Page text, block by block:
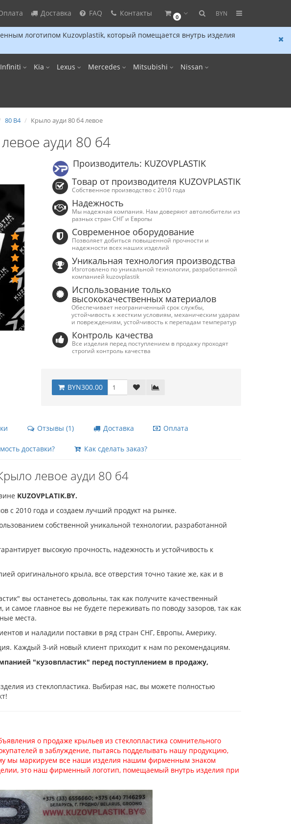
логотипом Kuzovplastik, который помещается внутрь изделия
Доставка FAQ Контакты 0 BYN
Infiniti Kia Lexus Mercedes Mitsubishi Nissan
80 B4 Крыло ауди 80 б4 левое
ауди 80 б4
Производитель: KUZOVPLASTIK
Товар от производителя KUZOVPLASTIK
Собственное производство с 2010 года
Надежность
Мы надежная компания. Нам доверяют автолюбители из
разных стран СНГ и Европы
Современное оборудование
Позволяет добиться повышенной прочности и
надежности всех наших изделий
Уникальная технология производства
Изготовлено по уникальной технологии, разработанной
компанией kuzovplastik
Использование только
высококачественных материалов
Обеспечивает неограниченный срок службы,
устойчивость к жестким условиям, механическим ударам
и повреждениям, устойчивость к перепадам температур
Контроль качества
Все изделия перед поступлением в продажу проходят
строгий контроль качества
BYN300.00
Отзывы (1) Доставка Оплата
доставки? Как сделать заказ?
левое ауди 80 б4
KUZOVPLATIK.BY.
с 2010 года и создаем лучший продукт на рынке.
собственной уникальной технологии, разработанной
высокую прочность, надежность и устойчивость к
оригинального крыла, все отверстия точно такие же, как и в
вы останетесь довольны, так как получите качественный
самое главное вы не будете переживать по поводу зазоров, так как
места.
и наладили поставки в ряд стран СНГ, Европы, Америку.
Каждый 3-ий новый клиент приходит к нам по рекомендациям.
"кузовпластик" перед поступлением в продажу,
из стеклопластика. Выбирая нас, вы можете полностью
о продаже крыльев из стеклопластика сомнительного
в заблуждение, пытаясь подделывать нашу продукцию,
мы маркируем все наши изделия нашим фирменным знаком
это наш фирменный логотип, помещаемый внутрь изделия при